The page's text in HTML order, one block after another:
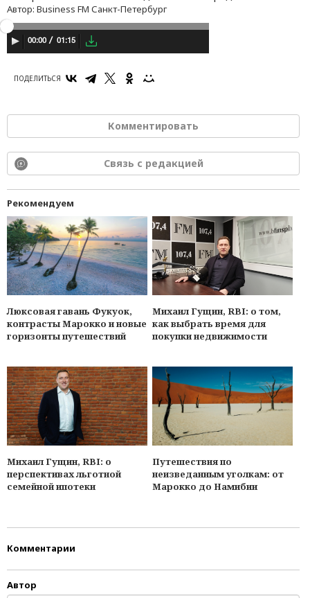
Автор: Business FM Санкт-Петербург
00:00 01:15
ПОДЕЛИТЬСЯ
Комментировать
Связь с редакцией
Рекомендуем
Люксовая гавань Фукуок,
контрасты Марокко и новые
горизонты путешествий
Михаил Гущин, RBI: о том,
как выбрать время для
покупки недвижимости
Михаил Гущин, RBI: о
перспективах льготной
семейной ипотеки
Путешествия по
неизведанным уголкам: от
Марокко до Намибии
Комментарии
Автор